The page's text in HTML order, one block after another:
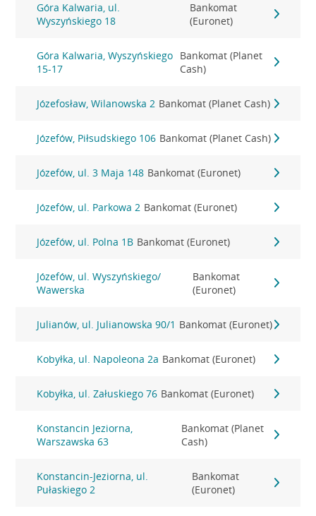
Góra Kalwaria, ul.
Wyszyńskiego 18
Bankomat
(Euronet)
Góra Kalwaria, Wyszyńskiego
15-17
Bankomat (Planet
Cash)
Józefosław, Wilanowska 2 Bankomat (Planet Cash)
Józefów, Piłsudskiego 106 Bankomat (Planet Cash)
Józefów, ul. 3 Maja 148 Bankomat (Euronet)
Józefów, ul. Parkowa 2 Bankomat (Euronet)
Józefów, ul. Polna 1B Bankomat (Euronet)
Józefów, ul. Wyszyńskiego/
Wawerska
Bankomat
(Euronet)
Julianów, ul. Julianowska 90/1 Bankomat (Euronet)
Kobyłka, ul. Napoleona 2a Bankomat (Euronet)
Kobyłka, ul. Załuskiego 76 Bankomat (Euronet)
Konstancin Jeziorna,
Warszawska 63
Bankomat (Planet
Cash)
Konstancin-Jeziorna, ul.
Pułaskiego 2
Bankomat
(Euronet)